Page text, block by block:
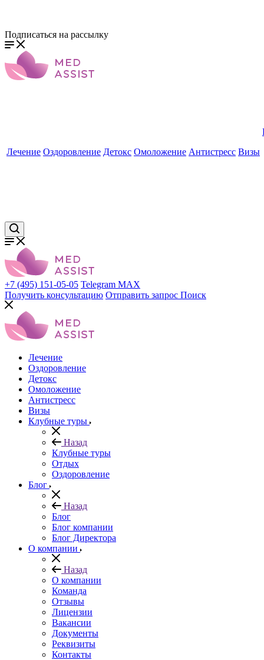
Подписаться на рассылку
Лечение Оздоровление Детокс Омоложение Антистресс Визы
+7 (495) 151-05-05 Telegram MAX
Получить консультацию Отправить запрос Поиск
Лечение
Оздоровление
Детокс
Омоложение
Антистресс
Визы
Клубные туры
Назад
Клубные туры
Отдых
Оздоровление
Блог
Назад
Блог
Блог компании
Блог Директора
О компании
Назад
О компании
Команда
Отзывы
Лицензии
Вакансии
Документы
Реквизиты
Контакты